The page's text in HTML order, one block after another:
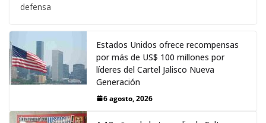
defensa
Estados Unidos ofrece recompensas
por más de US$ 100 millones por
líderes del Cartel Jalisco Nueva
Generación
6 agosto, 2026